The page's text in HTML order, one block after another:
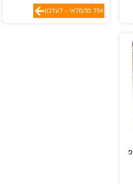
אזל מהמלאי - לעדכון